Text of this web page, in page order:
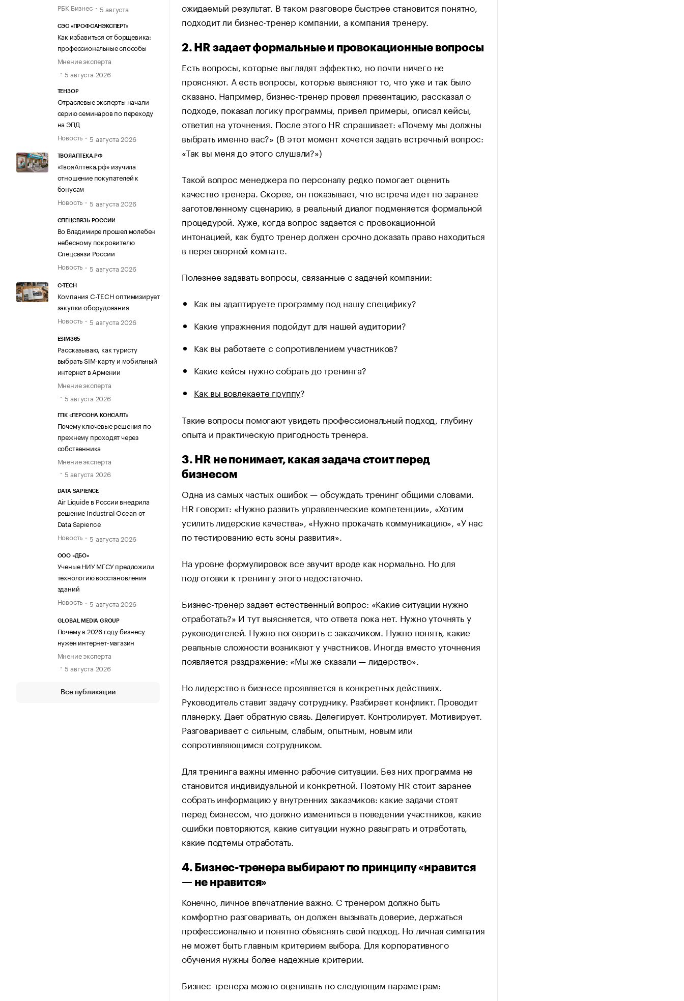
РБК Бизнес
5 августа
СЭС «ПРОФСАНЭКСПЕРТ»
Как избавиться от борщевика:
профессиональные способы
Мнение эксперта
5 августа 2026
ТЕНЗОР
Отраслевые эксперты начали
серию семинаров по переходу
на ЭПД
Новость
5 августа 2026
ТВОЯАПТЕКА.РФ
«ТвояАптека.рф» изучила
отношение покупателей к
бонусам
Новость
5 августа 2026
СПЕЦСВЯЗЬ РОССИИ
Во Владимире прошел молебен
небесному покровителю
Спецсвязи России
Новость
5 августа 2026
C-TECH
Компания C-TECH оптимизирует
закупки оборудования
Новость
5 августа 2026
ESIM365
Рассказываю, как туристу
выбрать SIM-карту и мобильный
интернет в Армении
Мнение эксперта
5 августа 2026
ГПК «ПЕРСОНА КОНСАЛТ»
Почему ключевые решения по-
прежнему проходят через
собственника
Мнение эксперта
5 августа 2026
DATA SAPIENCE
Air Liquide в России внедрила
решение Industrial Ocean от
Data Sapience
Новость
5 августа 2026
ООО «ДБО»
Ученые НИУ МГСУ предложили
технологию восстановления
зданий
Новость
5 августа 2026
GLOBAL MEDIA GROUP
Почему в 2026 году бизнесу
нужен интернет-магазин
Мнение эксперта
5 августа 2026
Все публикации
ожидаемый результат. В таком разговоре быстрее становится понятно,
подходит ли бизнес-тренер компании, а компания тренеру.
2. HR задает формальные и провокационные вопросы
Есть вопросы, которые выглядят эффектно, но почти ничего не
проясняют. А есть вопросы, которые выясняют то, что уже и так было
сказано. Например, бизнес-тренер провел презентацию, рассказал о
подходе, показал логику программы, привел примеры, описал кейсы,
ответил на уточнения. После этого HR спрашивает: «Почему мы должны
выбрать именно вас?» (В этот момент хочется задать встречный вопрос:
«Так вы меня до этого слушали?»)
Такой вопрос менеджера по персоналу редко помогает оценить
качество тренера. Скорее, он показывает, что встреча идет по заранее
заготовленному сценарию, а реальный диалог подменяется формальной
процедурой. Хуже, когда вопрос задается с провокационной
интонацией, как будто тренер должен срочно доказать право находиться
в переговорной комнате.
Полезнее задавать вопросы, связанные с задачей компании:
Как вы адаптируете программу под нашу специфику?
Какие упражнения подойдут для нашей аудитории?
Как вы работаете с сопротивлением участников?
Какие кейсы нужно собрать до тренинга?
Как вы вовлекаете группу?
Такие вопросы помогают увидеть профессиональный подход, глубину
опыта и практическую пригодность тренера.
3. HR не понимает, какая задача стоит перед
бизнесом
Одна из самых частых ошибок — обсуждать тренинг общими словами.
HR говорит: «Нужно развить управленческие компетенции», «Хотим
усилить лидерские качества», «Нужно прокачать коммуникацию», «У нас
по тестированию есть зоны развития».
На уровне формулировок все звучит вроде как нормально. Но для
подготовки к тренингу этого недостаточно.
Бизнес-тренер задает естественный вопрос: «Какие ситуации нужно
отработать?» И тут выясняется, что ответа пока нет. Нужно уточнять у
руководителей. Нужно поговорить с заказчиком. Нужно понять, какие
реальные сложности возникают у участников. Иногда вместо уточнения
появляется раздражение: «Мы же сказали — лидерство».
Но лидерство в бизнесе проявляется в конкретных действиях.
Руководитель ставит задачу сотруднику. Разбирает конфликт. Проводит
планерку. Дает обратную связь. Делегирует. Контролирует. Мотивирует.
Разговаривает с сильным, слабым, опытным, новым или
сопротивляющимся сотрудником.
Для тренинга важны именно рабочие ситуации. Без них программа не
становится индивидуальной и конкретной. Поэтому HR стоит заранее
собрать информацию у внутренних заказчиков: какие задачи стоят
перед бизнесом, что должно измениться в поведении участников, какие
ошибки повторяются, какие ситуации нужно разыграть и отработать,
какие подтемы отработать.
4. Бизнес-тренера выбирают по принципу «нравится
— не нравится»
Конечно, личное впечатление важно. С тренером должно быть
комфортно разговаривать, он должен вызывать доверие, держаться
профессионально и понятно объяснять свой подход. Но личная симпатия
не может быть главным критерием выбора. Для корпоративного
обучения нужны более надежные критерии.
Бизнес-тренера можно оценивать по следующим параметрам: